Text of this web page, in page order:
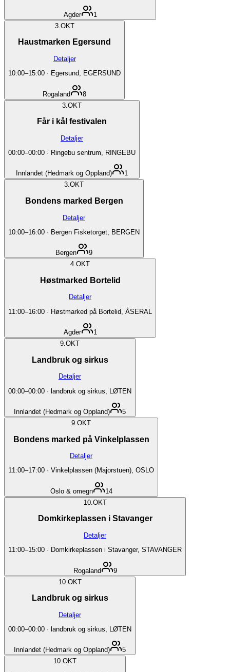
Agder
1
3. OKT
Haustmarken Egersund
Detaljer
10:00–15:00 · Egersund, EGERSUND
Rogaland
8
3. OKT
Får i kål festivalen
Detaljer
00:00–00:00 · Ringebu sentrum, RINGEBU
Innlandet (Hedmark og Oppland)
1
3.OKT
Bondens marked Bergen
Detaljer
10:00–16:00 · Bergen Fisketorget, BERGEN
Bergen
9
4.OKT
Høstmarked Bortelid
Detaljer
11:00–16:00 · Høstmarked på Bortelid, ÅSERAL
Agder
1
9.OKT
Landbruk og sirkus
Detaljer
00:00–00:00 · landbruk og sirkus, LØTEN
Innlandet (Hedmark og Oppland)
5
9. OKT
Bondens marked på Vinkelplassen
Detaljer
11:00–17:00 · Vinkelplassen (Majorstuen), OSLO
Oslo & omegn
14
10. OKT
Domkirkeplassen i Stavanger
Detaljer
11:00–15:00 · Domkirkeplassen i Stavanger, STAVANGER
Rogaland
9
10. OKT
Landbruk og sirkus
Detaljer
00:00–00:00 · landbruk og sirkus, LØTEN
Innlandet (Hedmark og Oppland)
5
10.OKT